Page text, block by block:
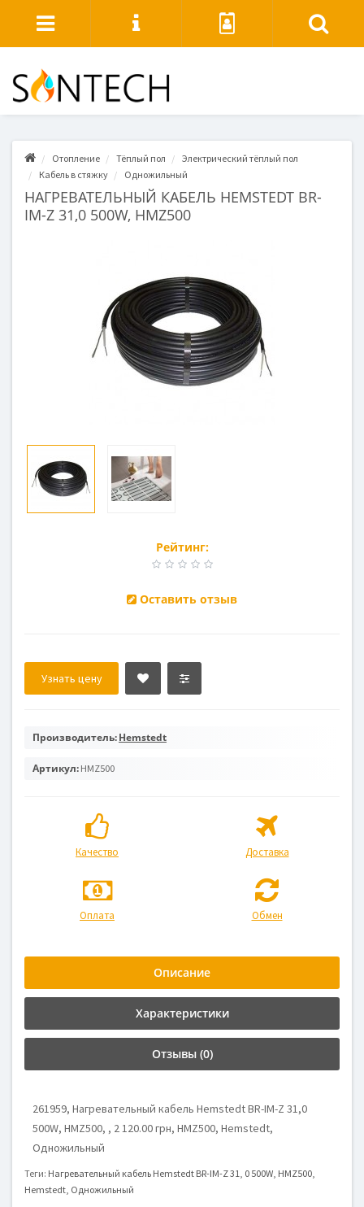
Отопление Тёплый пол
Электрический тёплый пол
Кабель в стяжку
Одножильный
НАГРЕВАТЕЛЬНЫЙ КАБЕЛЬ HEMSTEDT BR-
IM-Z 31,0 500W, HMZ500
Рейтинг:
Оставить отзыв
Узнать цену
Производитель:Hemstedt
Артикул: HMZ500
Качество Доставка
Оплата Обмен
Описание
Характеристики
Отзывы (0)
261959, Нагревательный кабель Hemstedt BR-IM-Z 31,0
500W, HMZ500, , 2 120.00 грн, HMZ500, Hemstedt,
Одножильный
Теги: Нагревательный кабель Hemstedt BR-IM-Z 31, 0 500W, HMZ500,
Hemstedt, Одножильный